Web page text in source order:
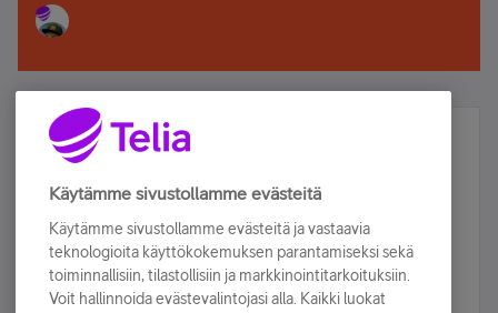
Älä jää paitsi – osallistu ja voita!
Tilaa Telian uutiskirje ja olet mukana arvonnassa.
sähköpostiisi.
Tilaa nyt
Käytämme sivustollamme evästeitä
Käytämme sivustollamme evästeitä ja vastaavia
teknologioita käyttökokemuksen parantamiseksi sekä
toiminnallisiin, tilastollisiin ja markkinointitarkoituksiin.
Voit hallinnoida evästevalintojasi alla. Kaikki luokat